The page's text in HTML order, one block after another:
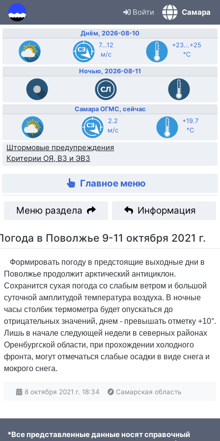
Войти Самара
Днём, 2026-08-10
7...12
м/с
+23...+25
°C
Ночью, 2026-08-11
Самара ОГМС, сейчас
2.2
м/с
+19.7
°C
Штормовые предупреждения
Критерии ОЯ, ВЗ и ЭВЗ
Главное меню
Меню раздела Информация
в Поволжье 9-11 октября 2021 г.
Формировать погоду в предстоящие выходные дни в
Поволжье продолжит арктический антициклон.
Сохранится сухая погода со слабым ветром и большой
суточной амплитудой температура воздуха. В ночные
часы столбик термометра будет опускаться до
отрицательных значений, днем - превышать отметку +10°.
Лишь в начале следующей недели в северных районах
Оренбургской области, при прохождении холодного
фронта, могут отмечаться слабые осадки в виде снега и
мокрого снега.
8 октября 2021 г. 18:34 Самарская область
*Все представленные данные носят справочный